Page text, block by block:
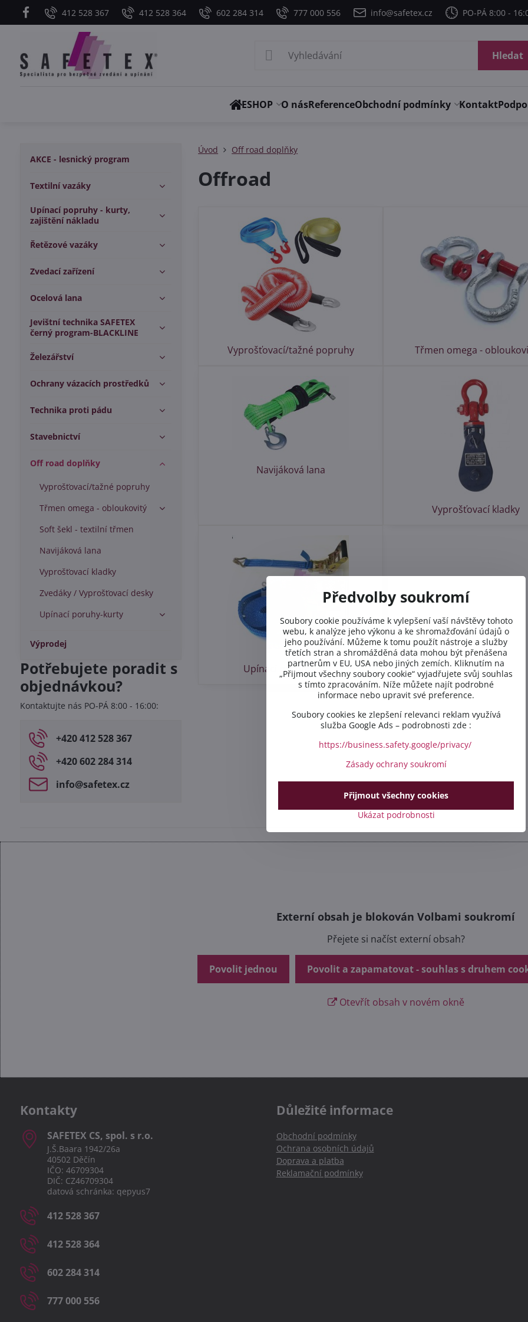
412 528 367 412 528 364 602 284 314 777 000 556 info@safetex.cz PO-PÁ 8:00 -
Hledat
ESHOP O násReferenceObchodní podmínky Kontakt
Úvod Off road doplňky
Offroad
Vyprošťovací/tažné popruhy Třmen omega -
Navijáková lana
Vyprošťovací kladky
Upínací poruhy-kurty
Potřebujete poradit s
objednávkou?
Kontaktujte nás PO-PÁ 8:00 - 16:00:
+420 412 528 367
+420 602 284 314
info​@safetex​.cz
AKCE - lesnický program
Textilní vazáky
Upínací popruhy - kurty,
zajištění nákladu
Řetězové vazáky
Zvedací zařízení
Ocelová lana
Jevištní technika SAFETEX
černý program-BLACKLINE
Železářství
Ochrany vázacích prostředků
Technika proti pádu
Stavebnictví
Off road doplňky
Vyprošťovací/tažné popruhy
Třmen omega - obloukovitý
Soft šekl - textilní třmen
Navijáková lana
Vyprošťovací kladky
Zvedáky / Vyprošťovací desky
Upínací poruhy-kurty
Výprodej
Externí obsah je blokován Volbami soukromí
Přejete si načíst externí obsah?
Povolit jednou Povolit a zapamatovat - souhlas s druhem
Otevřít obsah v novém okně
Kontakty
SAFETEX CS, spol​. s r​.o​.
J.Š.Baara 1942/26a
40502 Děčín
IČO: 46709304
DIČ: CZ46709304
datová schránka: qepyus7
412 528 367
412 528 364
602 284 314
777 000 556
Důležité informace
Obchodní podmínky
Ochrana osobních údajů
Doprava a platba
Reklamační podmínky
Předvolby soukromí
Soubory cookie používáme k vylepšení vaší návštěvy tohoto
webu, k analýze jeho výkonu a ke shromažďování údajů o
jeho používání. Můžeme k tomu použít nástroje a služby
třetích stran a shromážděná data mohou být přenášena
partnerům v EU, USA nebo jiných zemích. Kliknutím na
„Přijmout všechny soubory cookie“ vyjadřujete svůj souhlas
s tímto zpracováním. Níže můžete najít podrobné
informace nebo upravit své preference.
Soubory cookies ke zlepšení relevanci reklam využívá
služba Google Ads – podrobnosti zde :
https://business.safety.google/privacy/
Zásady ochrany soukromí
Ukázat podrobnosti
Přijmout všechny cookies